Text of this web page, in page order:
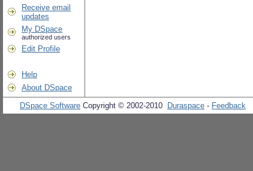
Receive email
updates
My DSpace
authorized users
Edit Profile
Help
About DSpace
DSpace Software Copyright © 2002-2010 Duraspace - Feedback